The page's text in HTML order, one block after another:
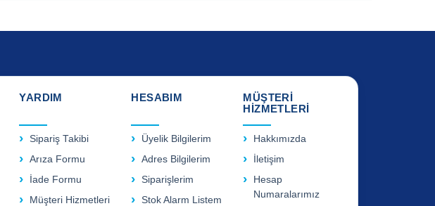
YARDIM
Sipariş Takibi
Arıza Formu
İade Formu
Müşteri Hizmetleri
HESABIM
Üyelik Bilgilerim
Adres Bilgilerim
Siparişlerim
Stok Alarm Listem
MÜŞTERİ
HİZMETLERİ
Hakkımızda
İletişim
Hesap
Numaralarımız